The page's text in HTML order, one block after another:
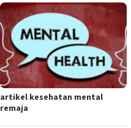
artikel kesehatan mental
remaja